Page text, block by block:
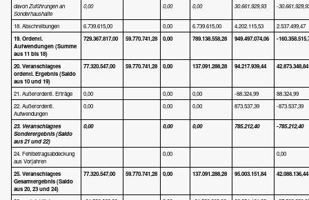
davon Zuführungen an
Sonderhaushalte
0,00 0,00 0,00 30.661.929,93 -
18. Abschreibungen 6.739.615,00 0,00 6.739.615,00 4.202.115,53
2.537.499,47
19. Ordentl.
Aufwendungen(Summe
aus 11 bis 18)
729.367.817,00 59.770.741,28 0,00 789.138.558,28 949.497.074,06 -
20. Veranschlagtes
ordentl. Ergebnis (Saldo
aus 10und 19)
77.320.547,00 59.770.741,28 0,00 137.091.288,28 94.217.939,44 42.873.348,84
21. Außerordentl. Erträge 0,00 0,00 0,00 -88.324,99
88.324,99
22. Außerordentl.
Aufwendungen
0,00 0,00 0,00 873.537,39 -873.537,39
23. Veranschlagtes
Sonderergebnis (Saldo
aus 21 und 22)
0,00 0,00 0,00 785.212,40 -785.212,40
24. Fehlbetragsabdeckung
aus Vorjahren
0,00 0,00
25. Veranschlagtes
Gesamtergebnis(Saldo
aus 20, 23und 24)
77.320.547,00 59.770.741,28 0,00 137.091.288,28 95.003.151,84 42.088.136,44